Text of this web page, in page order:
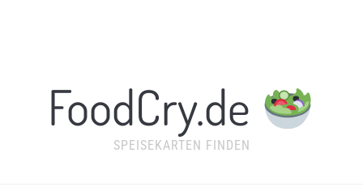
FoodCry.de
SPEISEKARTEN FINDEN